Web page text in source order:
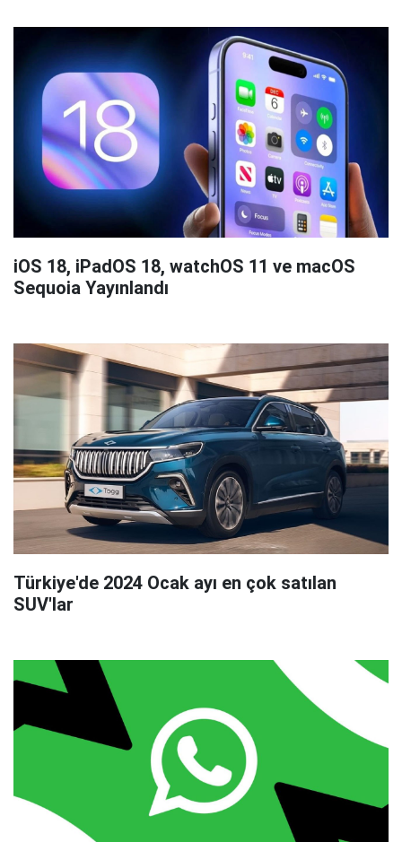
iOS 18, iPadOS 18, watchOS 11 ve macOS
Sequoia Yayınlandı
Türkiye'de 2024 Ocak ayı en çok satılan
SUV'lar